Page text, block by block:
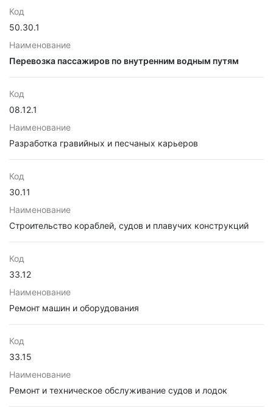
Код
50.30.1
Наименование
Перевозка пассажиров по внутренним водным путям
Код
08.12.1
Наименование
Разработка гравийных и песчаных карьеров
Код
30.11
Наименование
Строительство кораблей, судов и плавучих конструкций
Код
33.12
Наименование
Ремонт машин и оборудования
Код
33.15
Наименование
Ремонт и техническое обслуживание судов и лодок